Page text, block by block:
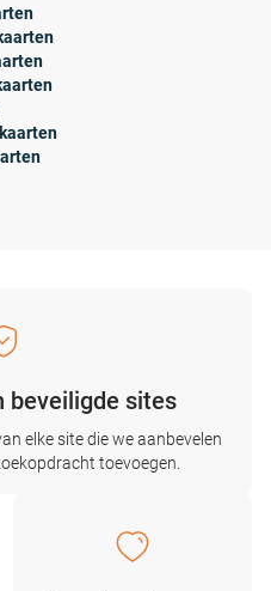
beveiligde sites
elke site die we aanbevelen
toevoegen.